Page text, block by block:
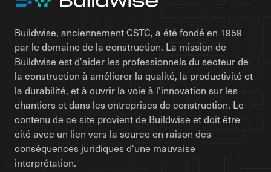
Buildwise, anciennement CSTC, a été fondé en 1959
par le domaine de la construction. La mission de
Buildwise est d'aider les professionnels du secteur de
la construction à améliorer la qualité, la productivité et
la durabilité, et à ouvrir la voie à l'innovation sur les
chantiers et dans les entreprises de construction. Le
contenu de ce site provient de Buildwise et doit être
cité avec un lien vers la source en raison des
conséquences juridiques d'une mauvaise
interprétation.